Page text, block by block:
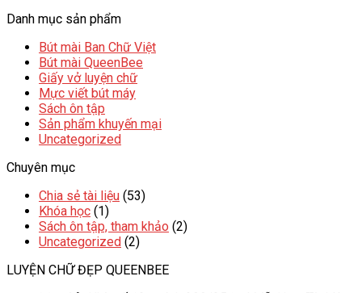
Danh mục sản phẩm
Bút mài Ban Chữ Việt
Bút mài QueenBee
Giấy vở luyện chữ
Mực viết bút máy
Sách ôn tập
Sản phẩm khuyến mại
Uncategorized
Chuyên mục
Chia sẻ tài liệu (53)
Khóa học (1)
Sách ôn tập, tham khảo (2)
Uncategorized (2)
LUYỆN CHỮ ĐẸP QUEENBEE